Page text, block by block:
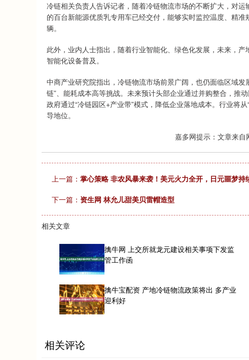
冷链相关负责人告诉记者，随着冷链物流市场的不断扩大，对
的百台新能源优质乳专用车已经交付，能够实时监控温度、精
辆。
此外，业内人士指出，随着行业智能化、绿色化发展，未来，
智能化设备普及。
中商产业研究院指出，冷链物流市场前景广阔，也仍面临区域
链”、能耗成本高等挑战。未来预计头部企业通过并购整合，推
政府通过“冷链园区+产业带”模式，降低企业落地成本。行业将
导地位。
嘉多网提示：文章来自
上一篇： 掌心策略 非农风暴来袭！美元火力全开，日元噩梦持
下一篇： 资生网 林允儿甜美贝雷帽造型
相关文章
擒牛网 上交所就龙元建设相关事项下发监
管工作函
擒牛宝配资 产地冷链物流政策将出 多产业
迎利好
相关评论